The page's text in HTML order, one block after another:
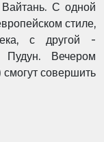
Вайтань. С одной
стиле,
с другой -
Пудун. Вечером
совершить